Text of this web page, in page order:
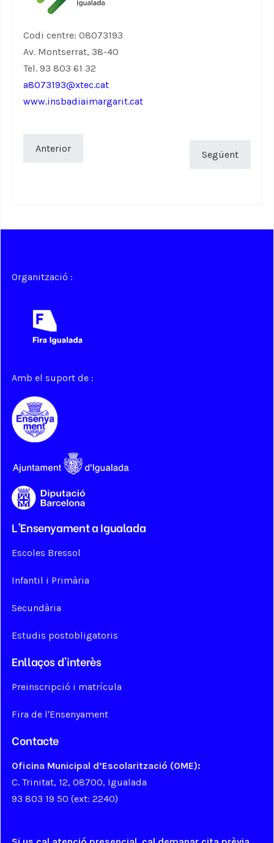
Codi centre: 08073193
Av. Montserrat, 38-40
Tel. 93 803 61 32
a8073193@xtec.cat
www.insbadiaimargarit.cat
Anterior
Següent
Organització :
Amb el suport de :
L'Ensenyament a Igualada
Escoles Bressol
Infantil i Primària
Secundària
Estudis postobligatoris
Enllaços d'interès
Preinscripció i matrícula
Fira de l'Ensenyament
Contacte
Oficina Municipal d’Escolarització (OME):
C. Trinitat, 12, 08700, Igualada
93 803 19 50 (ext: 2240)